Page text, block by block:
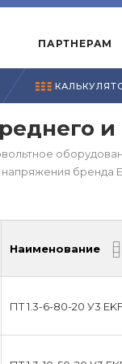
ПАРТНЕРАМ
бренда
Наименование
Наименование
ПТ 1.3-6-80-20 У3